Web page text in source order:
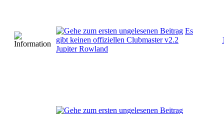
Es
gibt keinen offiziellen Clubmaster v2.2
Jupiter Rowland